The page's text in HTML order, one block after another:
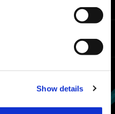
Show details
06:11.97
06:08.07